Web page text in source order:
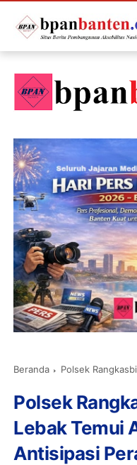
Beranda Polsek
Polsek
Lebak Temui
Antisipasi